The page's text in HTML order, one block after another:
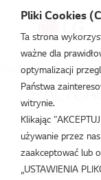
Strefa Klimatyzacji /
RAC/
kwi 29, 2025
Data:29/04/
Pliki Cookies
Ta strona
ważne dla
optymalizacji
Państwa
witrynie.
Klikając
używanie przez
zaakceptować lub
„USTAWIENIA